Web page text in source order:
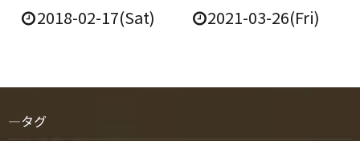
2018-02-17(Sat) 2021-03-26(Fri)
タグ